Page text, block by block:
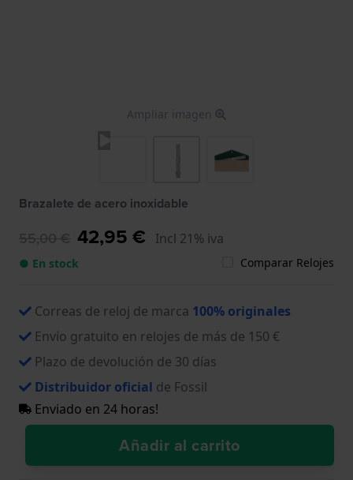
Ampliar imagen
Brazalete de acero inoxidable
55,00 € 42,95 € Incl 21% iva
● En stock Comparar Relojes
Correas de reloj de marca 100% originales
Envío gratuito en relojes de más de 150 €
Plazo de devolución de 30 días
Distribuidor oficial de Fossil
Enviado en 24 horas!
Añadir al carrito